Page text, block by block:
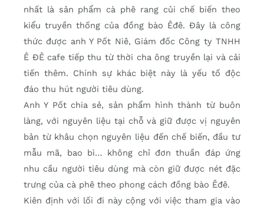
nhất là sản phẩm cà phê rang củi chế biến theo
kiểu truyền thống của đồng bào Êđê. Đây là công
thức được anh Y Pốt Niê, Giám đốc Công ty TNHH
Ê ĐÊ cafe tiếp thu từ thời cha ông truyền lại và cải
tiến thêm. Chính sự khác biệt này là yếu tố độc
đáo thu hút người tiêu dùng.
Anh Y Pốt chia sẻ, sản phẩm hình thành từ buôn
làng, với nguyên liệu tại chỗ và giữ được vị nguyên
bản từ khâu chọn nguyên liệu đến chế biến, đầu tư
mẫu mã, bao bì… không chỉ đơn thuần đáp ứng
nhu cầu người tiêu dùng mà còn giữ được nét đặc
trưng của cà phê theo phong cách đồng bào Êđê.
Kiên định với lối đi này cộng với việc tham gia vào